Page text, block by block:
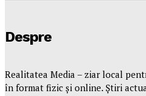
Despre
Realitatea Media – ziar local
în format fizic și online. Știri